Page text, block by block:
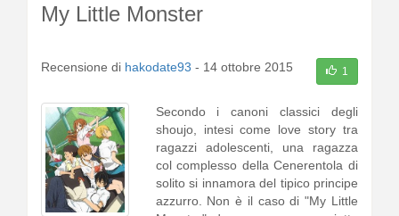
My Little Monster
Recensione di hakodate93 - 14 ottobre 2015 1
Secondo i canoni classici degli
shoujo, intesi come love story tra
ragazzi adolescenti, una ragazza
col complesso della Cenerentola di
solito si innamora del tipico principe
azzurro. Non è il caso di "My Little